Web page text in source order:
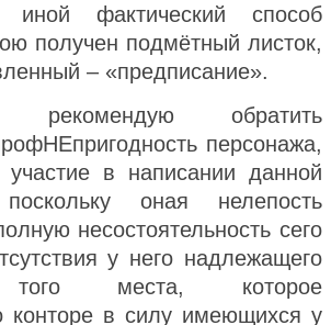
иной фактический способ
получен подмётный листок,
– «предписание».
рекомендую обратить
персонажа,
участие в написании данной
оная нелепость
несостоятельность сего
у него надлежащего
того места, которое
конторе в силу имеющихся у